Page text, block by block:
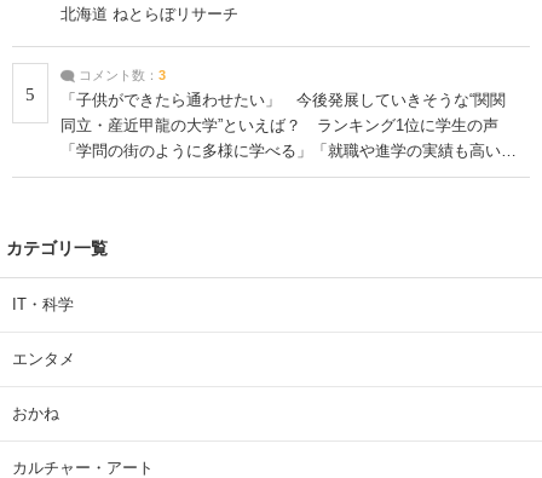
北海道 ねとらぼリサーチ
5
コメント数： 3
「子供ができたら通わせたい」 今後発展していきそうな“関関
同立・産近甲龍の大学”といえば？ ランキング1位に学生の声
「学問の街のように多様に学べる」「就職や進学の実績も高い」
| 大学 ねとらぼリサーチ
カテゴリ一覧
IT・科学
エンタメ
おかね
カルチャー・アート